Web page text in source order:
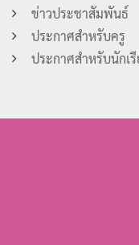
ข่าวประชาสัมพันธ์
ประกาศสำหรับครู
ประกาศสำหรับนักเ